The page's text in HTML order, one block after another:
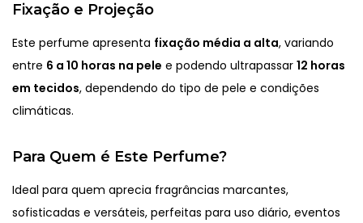
Fixação e Projeção
Este perfume apresenta fixação média a alta, variando
entre 6 a 10 horas na pele e podendo ultrapassar 12 horas
em tecidos, dependendo do tipo de pele e condições
climáticas.
Para Quem é Este Perfume?
Ideal para quem aprecia fragrâncias marcantes,
sofisticadas e versáteis, perfeitas para uso diário, eventos